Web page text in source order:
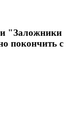
"Заложники
покончить с